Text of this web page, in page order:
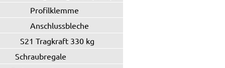
Profilklemme
Anschlussbleche
S21 Tragkraft 330 kg
Schraubregale